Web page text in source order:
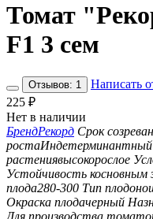
Томат
F1 3 сем
Отзывов: 1
Написать
225 ₽
Нет в наличии
БрендРекорд Срок
роста
растениявысокорослое
Устойчивость косновным
плода280-300 Тип
Окраска плодачерный
Для производства